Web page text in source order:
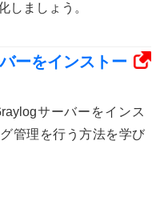
しましょう。
ーをインストー
サーバーをインス
管理を行う方法を学び